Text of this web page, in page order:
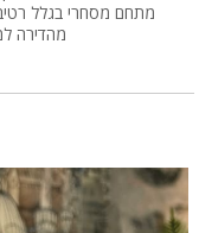
מתחם מסחרי בגלל
מהדירה